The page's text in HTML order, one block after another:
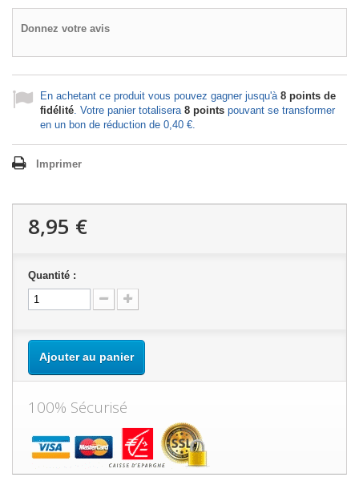
Donnez votre avis
En achetant ce produit vous pouvez gagner jusqu'à 8 points de
fidélité . Votre panier totalisera 8 points pouvant se transformer
en un bon de réduction de 0,40 €
Imprimer
8,95 €
Quantité :
Ajouter au panier
100% Sécurisé